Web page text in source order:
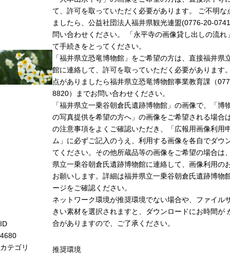
ID
4680
カテゴリ
て、許可を取っていただく必要があります。 ご不明な
ましたら、公益社団法人福井県観光連盟(0776-20-
問い合わせください。 「永平寺の画像貸し出しの流れ
て手続きをとってください。
「福井県立恐竜博物館」をご希望の方は、直接福井県
館に連絡して、許可を取っていただく必要があります
点がありましたら福井県立恐竜博物館事業教育課（
8820）までお問い合わせください。
「福井県立一乗谷朝倉氏遺跡博物館」の画像で、「博
の写真提供を希望の方へ」の画像をご希望される場合
の注意事項をよくご確認いただき、「広報用画像利用
ム」に必ずご記入のうえ、利用する画像を各自でダウ
てください。その他所蔵品等の画像をご希望の場合は
県立一乗谷朝倉氏遺跡博物館に連絡して、画像利用の
お願いします。詳細は福井県立一乗谷朝倉氏遺跡博物
ージをご確認ください。
ネットワーク環境が推奨環境でない場合や、ファイル
きい素材を選択されますと、ダウンロードにお時間が
合がありますので、ご了承ください。
推奨環境